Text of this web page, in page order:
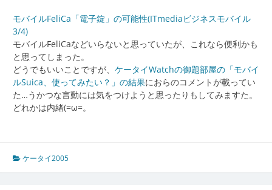
モバイルFeliCa「電子錠」の可能性(ITmediaビジネスモバイル
3/4)
モバイルFeliCaなどいらないと思っていたが、これなら便利かも
と思ってしまった。
どうでもいいことですが、 ケータイWatchの御題部屋の「モバイ
ルSuica、使ってみたい？」の結果におらのコメントが載ってい
た…うかつな言動には気をつけようと思ったりもしてみますた。
どれかは内緒(=ω=。
ケータイ2005